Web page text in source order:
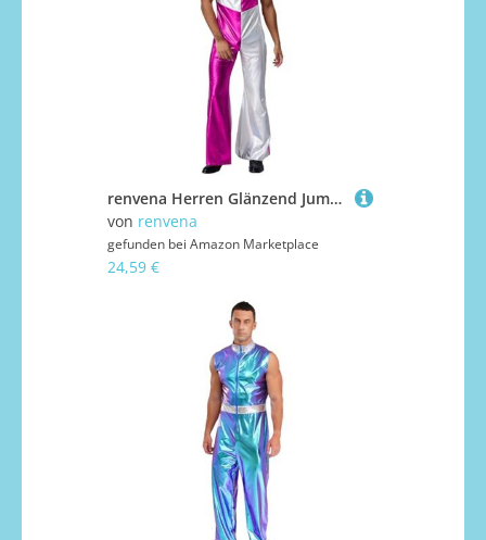
renvena Herren Glänzend Jumpsuit Einteiler Body Ärmellos Farbblock Overall Schlager Hippe Disco Kostüm Halloween Fasching Karneval Hot Pink 3XL
von renvena
gefunden bei Amazon Marketplace
24,59 €